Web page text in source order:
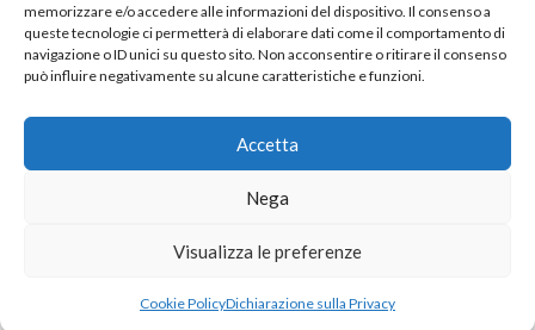
memorizzare e/o accedere alle informazioni del dispositivo. Il consenso a
queste tecnologie ci permetterà di elaborare dati come il comportamento di
navigazione o ID unici su questo sito. Non acconsentire o ritirare il consenso
può influire negativamente su alcune caratteristiche e funzioni.
Accetta
Nega
Visualizza le preferenze
Cookie PolicyDichiarazione sulla Privacy
Invia
Nazionale dei Giornalisti tessera n° 170656